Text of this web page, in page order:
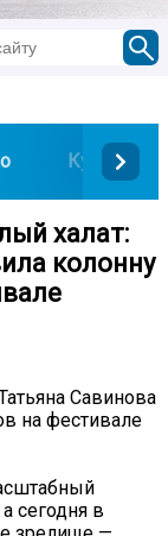
Культура
халат:
колонну
Савинова
на фестивале
сегодня в